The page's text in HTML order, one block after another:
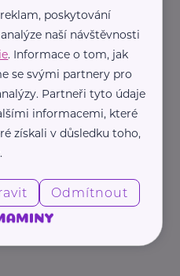
Troja
život,
poskytování
naší návštěvnosti
. Informace o tom, jak
se svými partnery pro
Partneři tyto údaje
informacemi, které
získali v důsledku toho,
Odmítnout